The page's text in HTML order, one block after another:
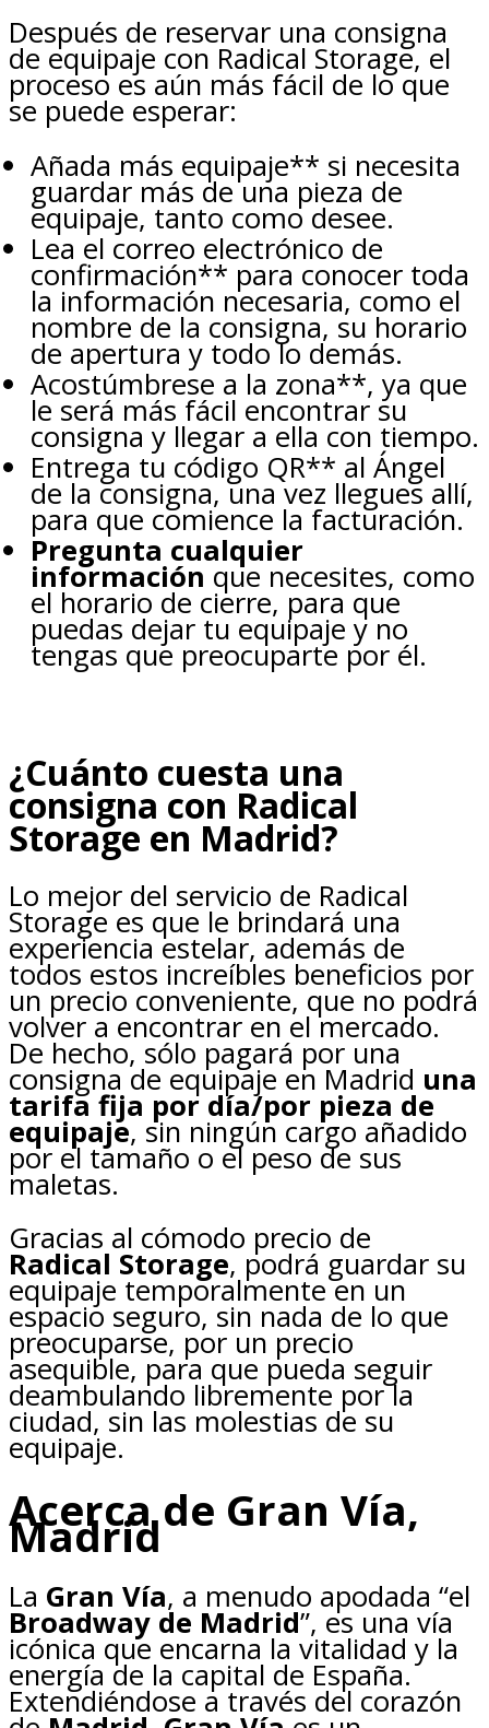
Después de reservar una consigna
de equipaje con Radical Storage, el
proceso es aún más fácil de lo que
se puede esperar:
Añada más equipaje** si necesita
guardar más de una pieza de
equipaje, tanto como desee.
Lea el correo electrónico de
confirmación** para conocer toda
la información necesaria, como el
nombre de la consigna, su horario
de apertura y todo lo demás.
Acostúmbrese a la zona**, ya que
le será más fácil encontrar su
consigna y llegar a ella con tiempo.
Entrega tu código QR** al Ángel
de la consigna, una vez llegues allí,
para que comience la facturación.
Pregunta cualquier
información que necesites, como
el horario de cierre, para que
puedas dejar tu equipaje y no
tengas que preocuparte por él.
¿Cuánto cuesta una
consigna con Radical
Storage en Madrid?
Lo mejor del servicio de Radical
Storage es que le brindará una
experiencia estelar, además de
todos estos increíbles beneficios por
un precio conveniente, que no podrá
volver a encontrar en el mercado.
De hecho, sólo pagará por una
consigna de equipaje en Madrid una
tarifa fija por día/por pieza de
equipaje, sin ningún cargo añadido
por el tamaño o el peso de sus
maletas.
Gracias al cómodo precio de
Radical Storage, podrá guardar su
equipaje temporalmente en un
espacio seguro, sin nada de lo que
preocuparse, por un precio
asequible, para que pueda seguir
deambulando libremente por la
ciudad, sin las molestias de su
equipaje.
Acerca de Gran Vía,
Madrid
La Gran Vía, a menudo apodada “el
Broadway de Madrid”, es una vía
icónica que encarna la vitalidad y la
energía de la capital de España.
Extendiéndose a través del corazón